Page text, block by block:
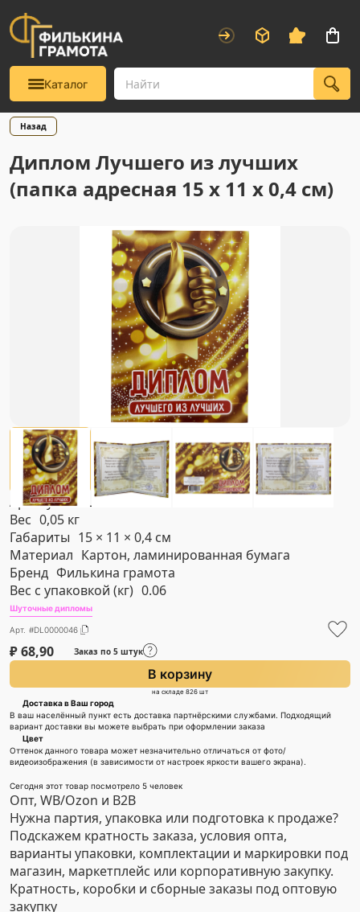
Каталог
Назад
Диплом Лучшего из лучших
(папка адресная 15 х 11 х 0,4 см)
Артикул #DL0000046
Вес 0,05 кг
Габариты 15 × 11 × 0,4 см
Материал Картон, ламинированная бумага
Бренд Филькина грамота
Вес с упаковкой (кг) 0.06
Шуточные дипломы
Арт. #DL0000046
₽68,90 Заказ по 5 штук
В корзину
на складе 826 шт
Доставка в Ваш город
В ваш населённый пункт есть доставка партнёрскими службами. Подходящий
вариант доставки вы можете выбрать при оформлении заказа
Цвет
Оттенок данного товара может незначительно отличаться от фото/
видеоизображения (в зависимости от настроек яркости вашего экрана).
Сегодня этот товар посмотрело 5 человек
Опт, WB/Ozon и B2B
Нужна партия, упаковка или подготовка к продаже?
Подскажем кратность заказа, условия опта,
варианты упаковки, комплектации и маркировки под
магазин, маркетплейс или корпоративную закупку.
Кратность, коробки и сборные заказы под оптовую
закупку